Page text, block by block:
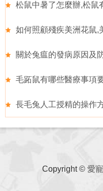
松鼠中暑了怎麼辦,松鼠
如何照顧殘疾美洲花鼠,
關於兔瘟的發病原因及
毛跖鼠有哪些醫療事項
長毛兔人工授精的操作
Copyright © 愛